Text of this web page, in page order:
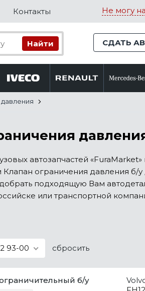
Контакты Не могу
СДАТЬ
автозапчастей
Клапан ограничения давления
подходящую Вам
или транспортной
93-00 сбросить
б/у